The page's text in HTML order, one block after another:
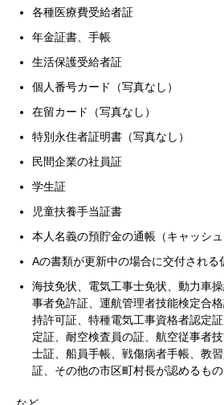
各種医療費受給者証
年金証書、手帳
生活保護受給者証
個人番号カード（写真なし）
在留カード（写真なし）
特別永住者証明書（写真なし）
民間企業の社員証
学生証
児童扶養手当証書
本人名義の預貯金の通帳（キャッシュ
Aの書類が更新中の場合に交付される
海技免状、電気工事士免状、動力車
事者免許証、運航管理者技能検定合
持許可証、特種電気工事資格者認定
定証、耐空検査員の証、航空従事者
士証、船員手帳、戦傷病者手帳、教
証、その他の市区町村長が認めるもの